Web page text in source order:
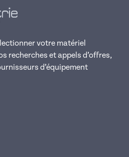
votre matériel
recherches et appels d’offres,
d’équipement